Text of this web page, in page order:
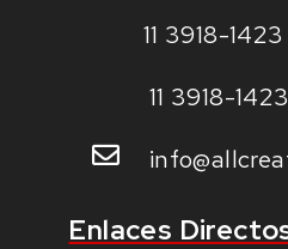
11 3918-1423
11 3918-1423
Enlaces